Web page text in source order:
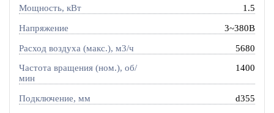
Мощность, кВт 1.5
Напряжение 3~380В
Расход воздуха (макс.), м3/ч 5680
Частота вращения (ном.), об/
мин
1400
Подключение, мм d355